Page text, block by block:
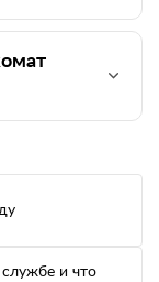
службе и что